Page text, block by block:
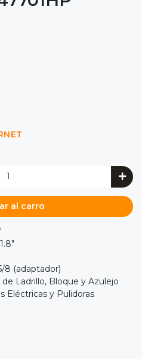
al carro
8 (adaptador)
Ladrillo, Bloque y Azulejo
Eléctricas y Pulidoras